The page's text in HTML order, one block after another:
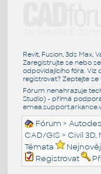
Revit, Fusion, 3ds Max,
Zaregistrujte se nebo
odpovídajícího fóra. Viz
registrovat? Zeptejte se
Fórum nenahrazuje
Studio) - přímá
Fórum >
CAD/GIS > Civil 3D,
Témata
Registrovat